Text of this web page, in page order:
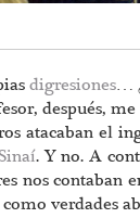
digresiones…
después,
atacaban el
. Y no. A
nos
verdades